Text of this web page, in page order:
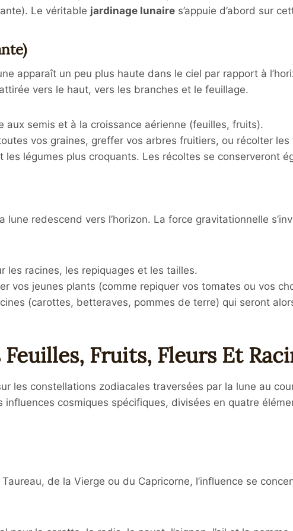
Le véritable jardinage lunaire s’appuie d’abord sur
apparaît un peu plus haute dans le ciel par rapport à
vers le haut, vers les branches et le feuillage.
aux semis et à la croissance aérienne (feuilles, fruits).
vos graines, greffer vos arbres fruitiers, ou récolter
légumes plus croquants. Les récoltes se conserveront
lune redescend vers l’horizon. La force gravitationnelle
les racines, les repiquages et les tailles.
vos jeunes plants (comme repiquer vos tomates ou vos
(carottes, betteraves, pommes de terre) qui seront
Fruits, Fleurs Et
les constellations zodiacales traversées par la lune au
cosmiques spécifiques, divisées en quatre
de la Vierge ou du Capricorne, l’influence se